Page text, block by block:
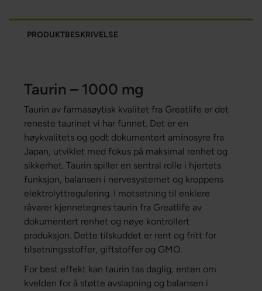
PRODUKTBESKRIVELSE
Taurin – 1000 mg
Taurin av farmasøytisk kvalitet fra Greatlife er det
reneste taurinet vi har funnet. Det er en
høykvalitets og godt dokumentert aminosyre fra
Japan, utviklet med fokus på maksimal renhet og
sikkerhet. Taurin spiller en sentral rolle i hjertets
funksjon, balansen i nervesystemet og kroppens
elektrolyttregulering. I motsetning til enklere
råvarer kjennetegnes taurin fra Greatlife av
dokumentert renhet og nøye kontrollert
produksjon. Dette tilskuddet er rent og fritt for
tilsetningsstoffer, giftstoffer og GMO.
For best effekt kan taurin tas daglig, enten om
kvelden for å støtte avslapning og balansen i